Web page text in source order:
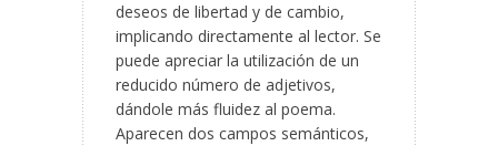
deseos de libertad y de cambio,
implicando directamente al lector. Se
puede apreciar la utilización de un
reducido número de adjetivos,
dándole más fluidez al poema.
Aparecen dos campos semánticos,